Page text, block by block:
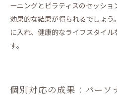
ーニングとピラティスのセッショ
効果的な結果が得られるでしょ
に入れ、健康的なライフスタイ
す。
個別対応の成果：パーソ